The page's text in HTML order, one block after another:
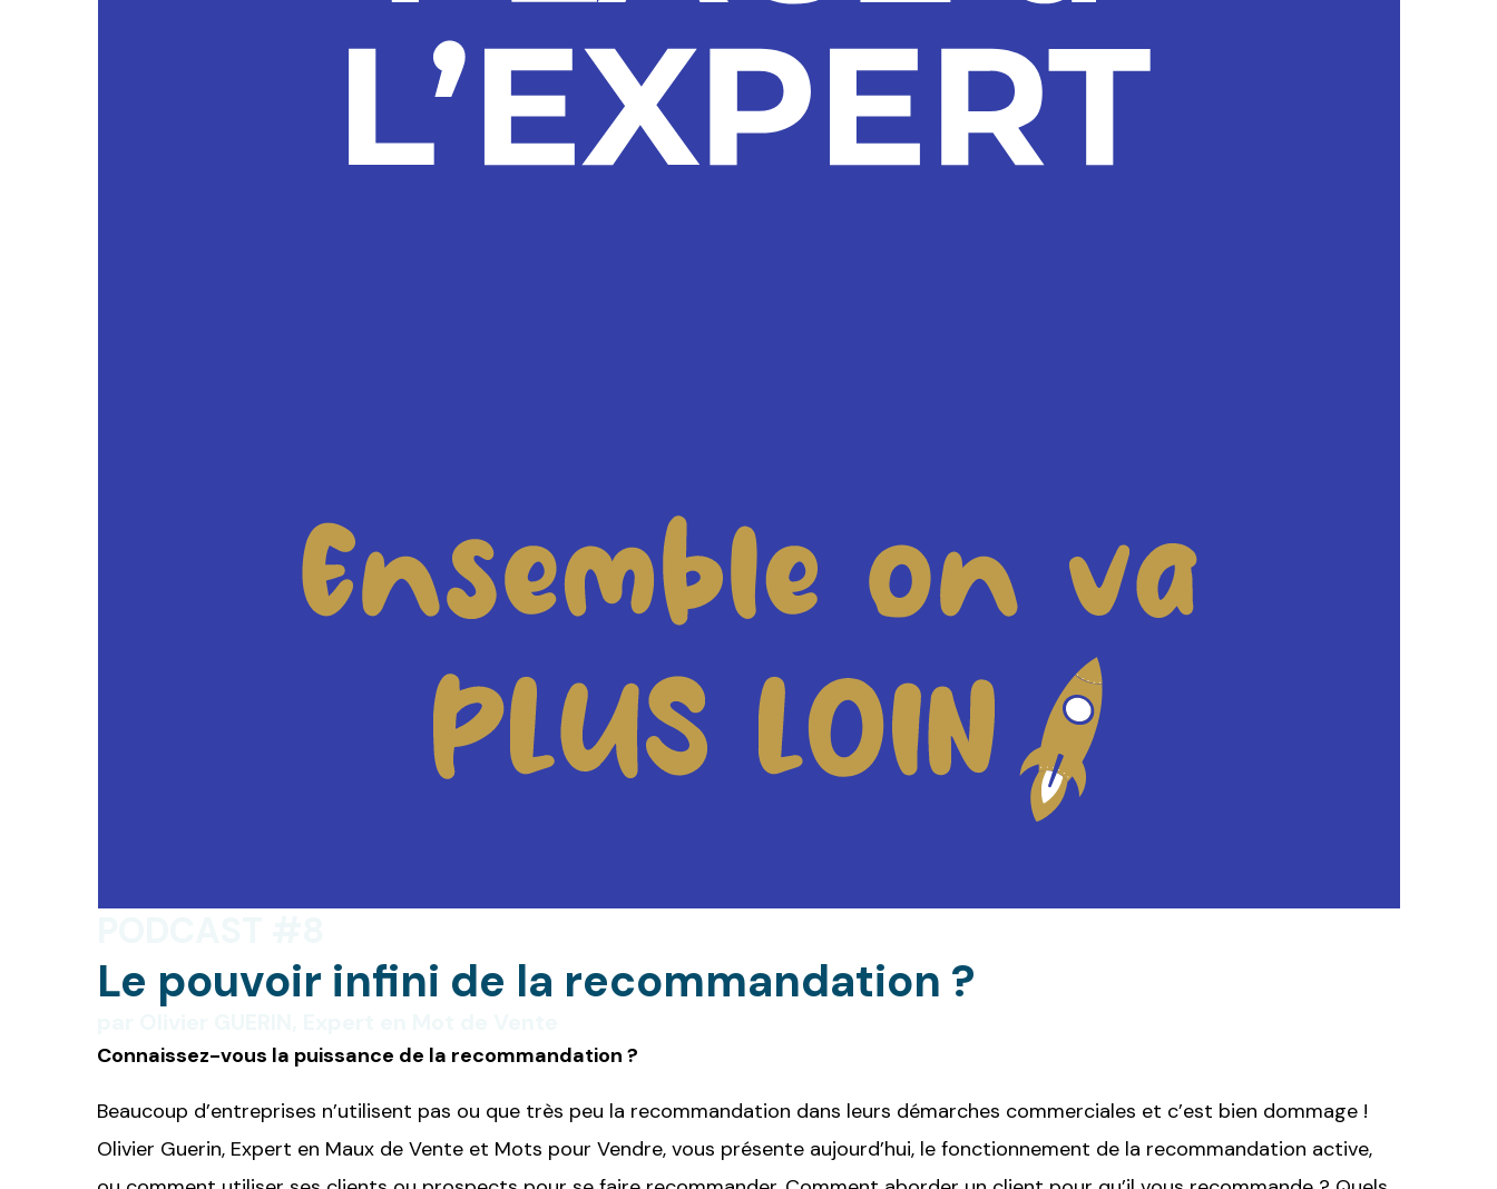
Le pouvoir infini de la recommandation ?
Connaissez-vous la puissance de la recommandation ?
Beaucoup d’entreprises n’utilisent pas ou que très peu la recommandation dans leurs démarches commerciales et c’est bien dommage !
Olivier Guerin, Expert en Maux de Vente et Mots pour Vendre, vous présente aujourd’hui, le fonctionnement de la recommandation active,